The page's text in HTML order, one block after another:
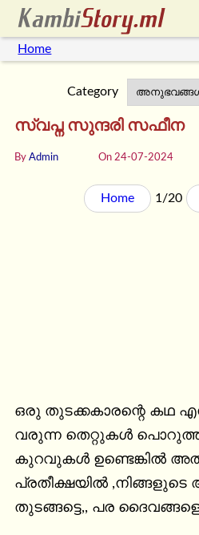
Home
Category
സ്വപ്ന സുന്ദരി സഫീന
By Admin On 24-07-2024
Home 1/20
ഒരു തുടക്കകാരന്റെ കഥ
വരുന്ന തെറ്റുകൾ
കുറവുകൾ ഉണ്ടെങ്കിൽ
പ്രതീക്ഷയിൽ
തുടങ്ങട്ടെ,, പര ദൈവങ്ങളെ